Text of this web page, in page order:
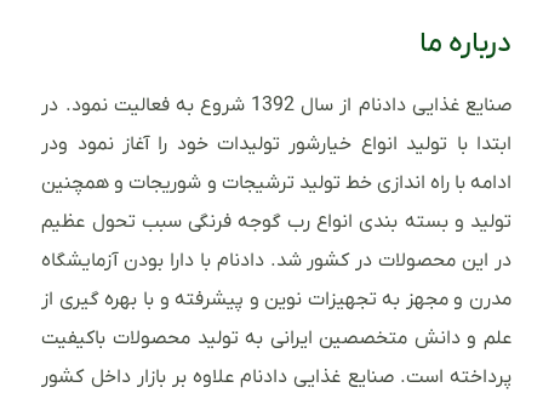
درباره ما
صنایع غذایی دادنام از سال 1392 شروع به فعالیت نمود. در
ابتدا با تولید انواع خیارشور تولیدات خود را آغاز نمود ودر
ادامه با راه اندازی خط تولید ترشیجات و شوریجات و همچنین
تولید و بسته بندی انواع رب گوجه فرنگی سبب تحول عظیم
در این محصولات در کشور شد. دادنام با دارا بودن آزمایشگاه
مدرن و مجهز به تجهیزات نوین و پیشرفته و با بهره گیری از
علم و دانش متخصصین ایرانی به تولید محصولات باکیفیت
پرداخته است. صنایع غذایی دادنام علاوه بر بازار داخل کشور